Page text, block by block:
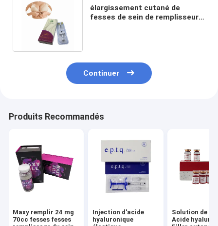
élargissement cutané de
fesses de sein de remplisseur
Continuer
Produits Recommandés
Maxy remplir 24 mg
70cc fesses fesses
Injection d'acide
hyaluronique
Solution de
Acide